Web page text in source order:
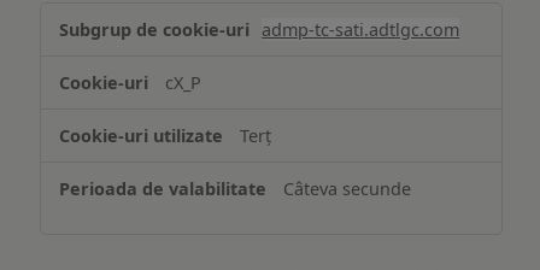
și/sau
informațiilor
pe
dispozitiv
admp-tc-sati.adtlgc.com
cX_P
Terț
Câteva secunde